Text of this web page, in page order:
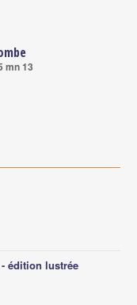
mn 13
édition lustrée